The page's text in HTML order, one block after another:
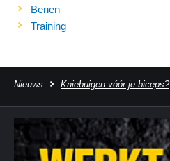
Benen
Training
Nieuws Kniebuigen vóór je biceps?